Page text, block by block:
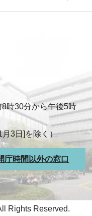
時30分から午後5時
月3日]を除く）
庁時間以外の窓口
Rights Reserved.